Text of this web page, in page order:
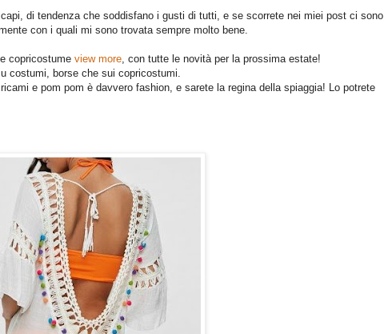
di tendenza che soddisfano i gusti di tutti, e se scorrete nei miei post ci sono
con i quali mi sono trovata sempre molto bene.
copricostume view more, con tutte le novità per la prossima estate!
costumi, borse che sui copricostumi.
e pom pom è davvero fashion, e sarete la regina della spiaggia! Lo potrete